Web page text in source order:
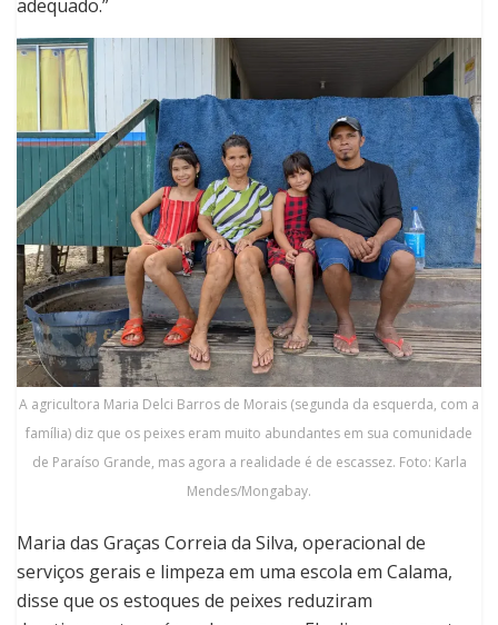
adequado.”
A agricultora Maria Delci Barros de Morais (segunda da esquerda, com a
família) diz que os peixes eram muito abundantes em sua comunidade
de Paraíso Grande, mas agora a realidade é de escassez. Foto: Karla
Mendes/Mongabay.
Maria das Graças Correia da Silva, operacional de
serviços gerais e limpeza em uma escola em Calama,
disse que os estoques de peixes reduziram